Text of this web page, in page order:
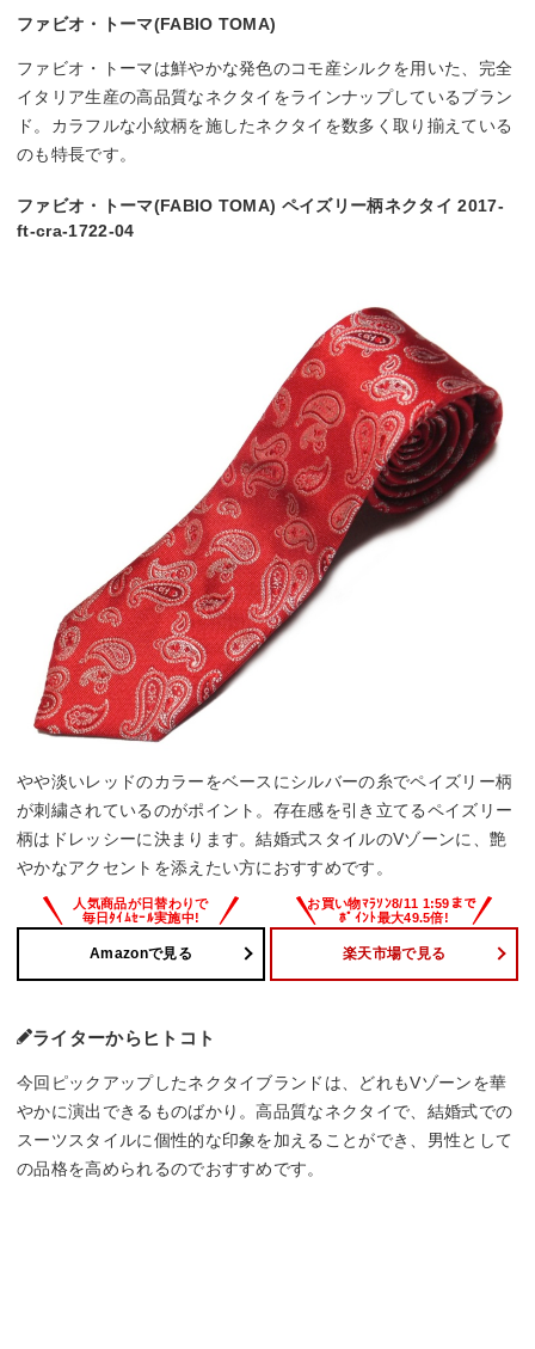
ファビオ・トーマ(FABIO TOMA)
ファビオ・トーマは鮮やかな発色のコモ産シルクを用いた、完全
イタリア生産の高品質なネクタイをラインナップしているブラン
ド。カラフルな小紋柄を施したネクタイを数多く取り揃えている
のも特長です。
ファビオ・トーマ(FABIO TOMA) ペイズリー柄ネクタイ 2017-
ft-cra-1722-04
やや淡いレッドのカラーをベースにシルバーの糸でペイズリー柄
が刺繍されているのがポイント。存在感を引き立てるペイズリー
柄はドレッシーに決まります。結婚式スタイルのVゾーンに、艶
やかなアクセントを添えたい方におすすめです。
Amazonで見る 楽天市場で見る
ライターからヒトコト
今回ピックアップしたネクタイブランドは、どれもVゾーンを華
やかに演出できるものばかり。高品質なネクタイで、結婚式での
スーツスタイルに個性的な印象を加えることができ、男性として
の品格を高められるのでおすすめです。